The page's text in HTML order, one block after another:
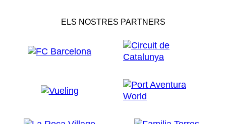
ELS NOSTRES PARTNERS